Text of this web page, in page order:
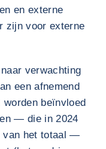
en externe
zijn voor externe
verwachting
een afnemend
beïnvloed
— die in 2024
van het totaal —